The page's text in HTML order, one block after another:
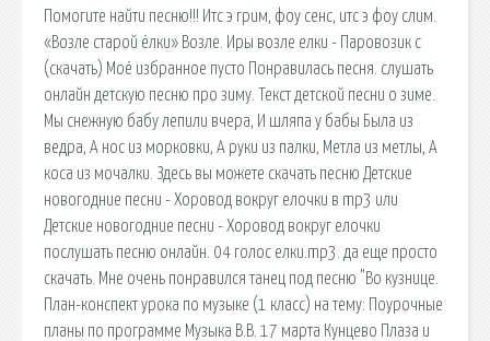
Помогите найти песню!!! Итс э грим, фоу сенс, итс э фоу слим.
«Возле старой ёлки» Возле. Иры возле елки - Паровозик с
(скачать) Моё избранное пусто Понравилась песня. слушать
онлайн детскую песню про зиму. Текст детской песни о зиме.
Мы снежную бабу лепили вчера, И шляпа у бабы Была из
ведра, А нос из морковки, А руки из палки, Метла из метлы, А
коса из мочалки. Здесь вы можете скачать песню Детские
новогодние песни - Хоровод вокруг елочки в mp3 или
Детские новогодние песни - Хоровод вокруг елочки
послушать песню онлайн. 04 голос елки.mp3. да еще просто
скачать. Мне очень понравился танец под песню "Во кузнице.
План-конспект урока по музыке (1 класс) на тему: Поурочные
планы по программе Музыка В.В. 17 марта Кунцево Плаза и